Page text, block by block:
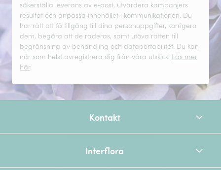
säkerställa leverans av e‑post, utvärdera kampanjers
resultat och anpassa innehållet i kommunikationen. Du
har rätt att få tillgång till dina personuppgifter, korrigera
dem, begära att de raderas, samt utöva rätten till
begränsning av behandling och dataportabilitet. Du kan
när som helst avregistrera dig från våra utskick. Läs mer
här.
Kontakt
Interflora